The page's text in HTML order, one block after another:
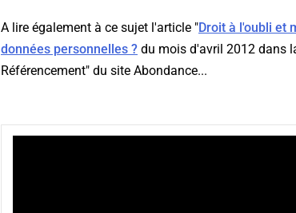
A lire également à ce sujet l'article "Droit à l'oubli et
données personnelles ? du mois d'avril 2012 dans
Référencement" du site Abondance...